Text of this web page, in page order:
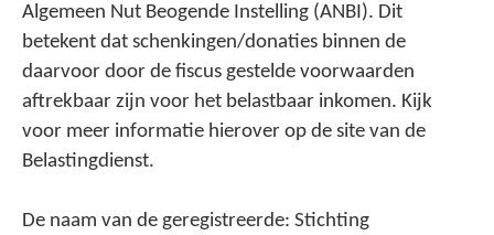
Algemeen Nut Beogende Instelling (ANBI). Dit
betekent dat schenkingen/donaties binnen de
daarvoor door de fiscus gestelde voorwaarden
aftrekbaar zijn voor het belastbaar inkomen. Kijk
voor meer informatie hierover op de site van de
Belastingdienst.
De naam van de geregistreerde: Stichting